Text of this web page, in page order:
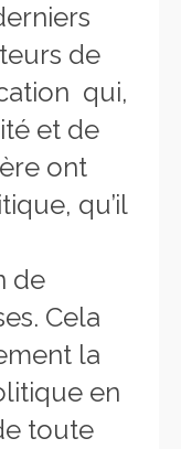
de
qui,
et de
ont
qu’il
de
Cela
la
en
toute